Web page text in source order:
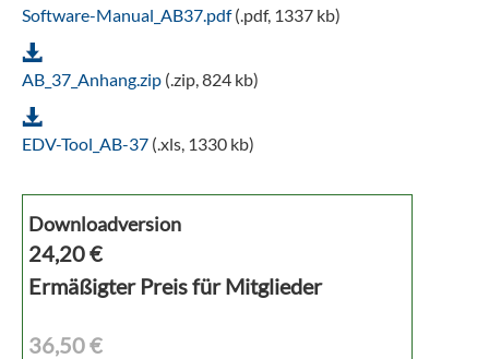
Software-Manual_AB37.pdf(.pdf, 1337 kb)
AB_37_Anhang.zip (.zip, 824 kb)
EDV-Tool_AB-37 (.xls, 1330 kb)
Downloadversion
24,20€
Ermäßigter Preis für Mitglieder
36,50 €